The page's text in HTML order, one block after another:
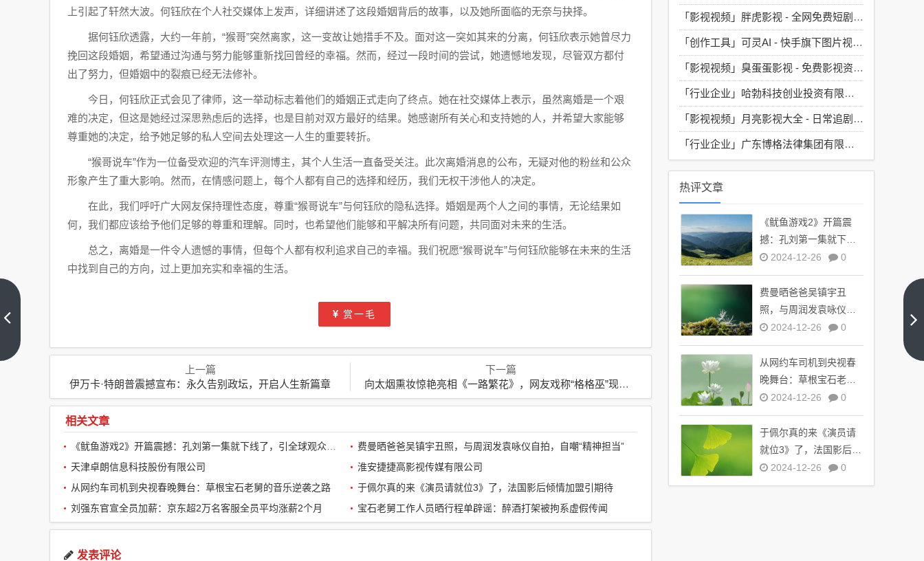
上引起了轩然大波。何钰欣在个人社交媒体上发声，详细讲述了这段婚姻背后的故事，以及她所面临的无奈与抉择。
据何钰欣透露，大约一年前，“猴哥”突然离家，这一变故让她措手不及。面对这一突如其来的分离，何钰欣表示她曾尽力
挽回这段婚姻，希望通过沟通与努力能够重新找回曾经的幸福。然而，经过一段时间的尝试，她遗憾地发现，尽管双方都付
出了努力，但婚姻中的裂痕已经无法修补。
今日，何钰欣正式会见了律师，这一举动标志着他们的婚姻正式走向了终点。她在社交媒体上表示，虽然离婚是一个艰
难的决定，但这是她经过深思熟虑后的选择，也是目前对双方最好的结果。她感谢所有关心和支持她的人，并希望大家能够
尊重她的决定，给予她足够的私人空间去处理这一人生的重要转折。
“猴哥说车”作为一位备受欢迎的汽车评测博主，其个人生活一直备受关注。此次离婚消息的公布，无疑对他的粉丝和公众
形象产生了重大影响。然而，在情感问题上，每个人都有自己的选择和经历，我们无权干涉他人的决定。
在此，我们呼吁广大网友保持理性态度，尊重“猴哥说车”与何钰欣的隐私选择。婚姻是两个人之间的事情，无论结果如
何，我们都应该给予他们足够的尊重和理解。同时，也希望他们能够和平解决所有问题，共同面对未来的生活。
总之，离婚是一件令人遗憾的事情，但每个人都有权利追求自己的幸福。我们祝愿“猴哥说车”与何钰欣能够在未来的生活
中找到自己的方向，过上更加充实和幸福的生活。
赏一毛
上一篇
伊万卡·特朗普震撼宣布：永久告别政坛，开启人生新篇章
下一篇
向太烟熏妆惊艳亮相《一路繁花》，网友戏称“格格巫”现身综艺
普震
告别
篇
《一路
格巫”
相关文章
费曼晒爸爸吴镇宇丑照，与周润发袁咏仪自拍，自嘲“精神担当”
天津卓朗信息科技股份有限公司
淮安捷捷高影视传媒有限公司
从网约车司机到央视春晚舞台：草根宝石老舅的音乐逆袭之路
于佩尔真的来《演员请就位3》了，法国影后倾情加盟引期待
刘强东官宣全员加薪：京东超2万名客服全员平均涨薪2个月
宝石老舅工作人员晒行程单辟谣：醉酒打架被拘系虚假传闻
发表评论
「影视视频」 胖虎影视 - 全网免费短剧大全
「创作工具」 可灵AI - 快手旗下图片视频生成工具
「影视视频」 臭蛋蛋影视 - 免费影视资源汇聚地
「行业企业」 哈勃科技创业投资有限公司
「影视视频」 月亮影视大全 - 日常追剧必备的神器
「行业企业」 广东博格法律集团有限公司
热评文章
《鱿鱼游戏2》开篇震
撼：孔刘第一集就下线
了，引全球观众热议
2024-12-26 0
费曼晒爸爸吴镇宇丑
照，与周润发袁咏仪自
拍，自嘲“精神担当”
2024-12-26 0
从网约车司机到央视春
晚舞台：草根宝石老舅
的音乐逆袭之路
2024-12-26 0
于佩尔真的来《演员请
就位3》了，法国影后倾
情加盟引期待
2024-12-26 0